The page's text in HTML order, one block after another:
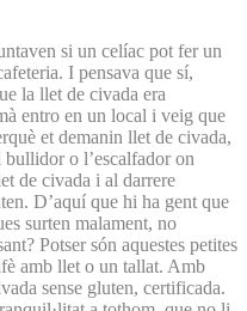
si un celíac pot fer un
I pensava que sí,
la llet de civada era
entro en un local i veig que
et demanin llet de civada,
bullidor o l’escalfador on
de civada i al darrere
D’aquí que hi ha gent que
surten malament, no
Potser són aquestes petites
amb llet o un tallat. Amb
sense gluten, certificada.